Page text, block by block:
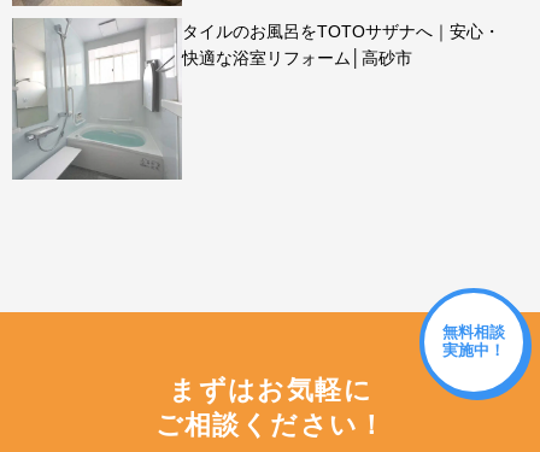
タイルのお風呂をTOTOサザナへ｜安心・
快適な浴室リフォーム│高砂市
無料相談
実施中！
まずはお気軽に
ご相談ください！